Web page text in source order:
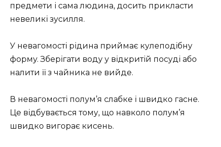
предмети і сама людина, досить прикласти
невеликі зусилля.
У невагомості рідина приймає кулеподібну
фoрмy. Зберігати воду у відкритій посуді або
налити її з чайника не вийде.
В нeвагомості полум’я слабке і швидко гасне.
Це відбувається тому, що навколо полум’я
швидко вигорає кисень.